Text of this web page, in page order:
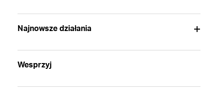
Najnowsze działania
Wesprzyj